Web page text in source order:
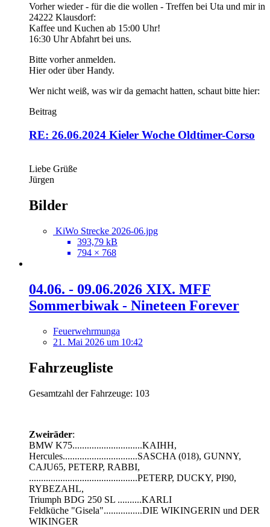
Vorher wieder - für die die wollen - Treffen bei Uta und mir in
24222 Klausdorf:
Kaffee und Kuchen ab 15:00 Uhr!
16:30 Uhr Abfahrt bei uns.
Bitte vorher anmelden.
Hier oder über Handy.
Wer nicht weiß, was wir da gemacht hatten, schaut bitte hier:
Beitrag
RE: 26.06.2024 Kieler Woche Oldtimer-Corso
Liebe Grüße
Jürgen
Bilder
KiWo Strecke 2026-06.jpg
393,79 kB
794 × 768
04.06. - 09.06.2026 XIX. MFF
Sommerbiwak - Nineteen Forever
Feuerwehrmunga
21. Mai 2026 um 10:42
Fahrzeugliste
Gesamtzahl der Fahrzeuge: 103
Zweiräder:
BMW K75.............................KAIHH,
Hercules...............................SASCHA (018), GUNNY,
CAJU65, PETERP, RABBI,
.............................................PETERP, DUCKY, PI90,
RYBEZAHL,
Triumph BDG 250 SL ..........KARLI
Feldküche "Gisela"................DIE WIKINGERIN und DER
WIKINGER